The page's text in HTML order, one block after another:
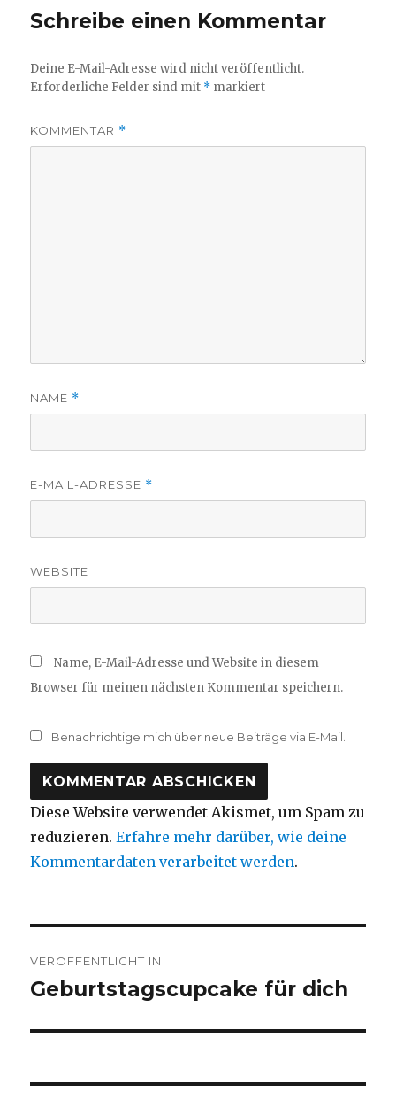
Schreibe einen Kommentar
Deine E-Mail-Adresse wird nicht veröffentlicht.
Erforderliche Felder sind mit * markiert
KOMMENTAR *
NAME *
E-MAIL-ADRESSE *
WEBSITE
Name, E-Mail-Adresse und Website in diesem
Browser für meinen nächsten Kommentar speichern.
Benachrichtige mich über neue Beiträge via E-Mail.
Diese Website verwendet Akismet, um Spam zu
reduzieren.Erfahre mehr darüber, wie deine
Kommentardaten verarbeitet werden.
VERÖFFENTLICHT IN
Geburtstagscupcake für dich